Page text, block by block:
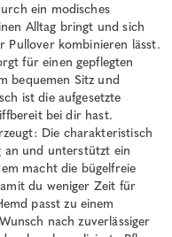
ein modisches
Alltag bringt und sich
Pullover kombinieren lässt.
für einen gepflegten
bequemen Sitz und
ist die aufgesetzte
bei dir hast.
Die charakteristisch
an und unterstützt ein
macht die bügelfreie
du weniger Zeit für
passt zu einem
nach zuverlässiger